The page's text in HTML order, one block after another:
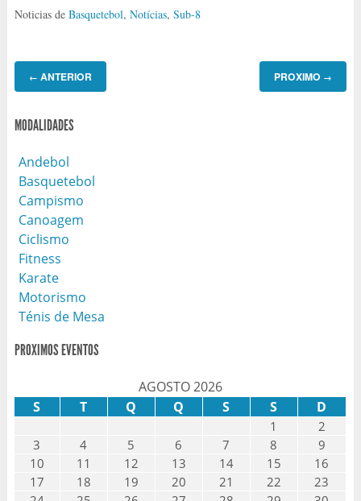
Noticias de Basquetebol, Notícias, Sub-8
← ANTERIOR PROXIMO →
MODALIDADES
Andebol
Basquetebol
Campismo
Canoagem
Ciclismo
Fitness
Karate
Motorismo
Ténis de Mesa
PROXIMOS EVENTOS
AGOSTO 2026
S
T Q Q S S D
1
2
3
4 5 6 7 8
9
10
11 12 13 14 15
16
17
18 19 20 21 22
23